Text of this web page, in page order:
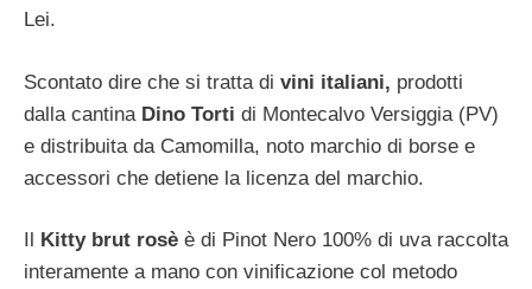
Lei.
Scontato dire che si tratta di vini italiani, prodotti
dalla cantina Dino Torti di Montecalvo Versiggia (PV)
e distribuita da Camomilla, noto marchio di borse e
accessori che detiene la licenza del marchio.
Kitty brut rosè è di Pinot Nero 100% di uva raccolta
interamente a mano con vinificazione col metodo